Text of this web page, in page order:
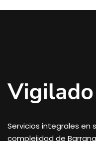
Servicios integrales en
complejidad de